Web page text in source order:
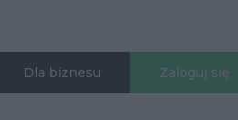
Dla biznesu Zaloguj się